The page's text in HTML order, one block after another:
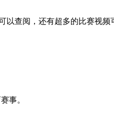
查阅，还有超多的比赛视频
事。